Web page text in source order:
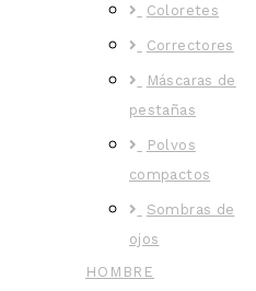
Coloretes
Correctores
Máscaras de
pestañas
Polvos
compactos
Sombras de
ojos
HOMBRE